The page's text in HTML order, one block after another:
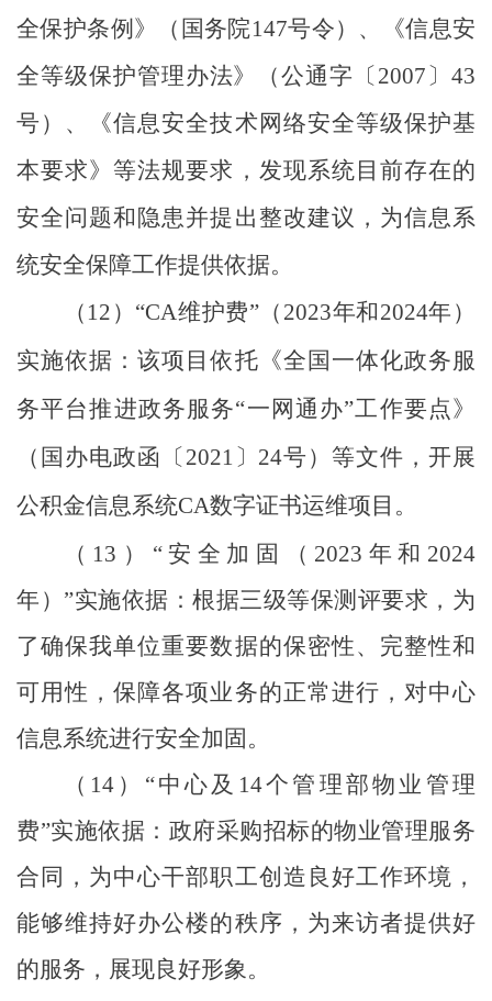
全保护条例》（国务院147号令）、《信息安
全等级保护管理办法》（公通字 〔 2007 〕43
号）、《信息安全技术网络安全等级保护基
本要求》等法规要求，发现系统目前存在的
安全问题和隐患并提出整改建议，为信息系
统安全保障工作提供依据。
（ 12 ） “CA维护费”（ 2023年和2024年）
实施依据：该项目依托《全国一体化政务服
务平台推进政务服务“一网通办”工作要点》
（国办电政函〔 2021 〕 24号）等文件，开展
公积金信息系统CA数字证书运维项目。
（ 13 ） “安全加固（ 2023 年和 2024
年） ”实施依据：根据三级等保测评要求，为
了确保我单位重要数据的保密性、完整性和
可用性，保障各项业务的正常进行，对中心
信息系统进行安全加固。
（ 14） “中心及 14个管理部物业管理
费”实施依据：政府采购招标的物业管理服务
合同，为中心干部职工创造良好工作环境，
能够维持好办公楼的秩序，为来访者提供好
的服务，展现良好形象。